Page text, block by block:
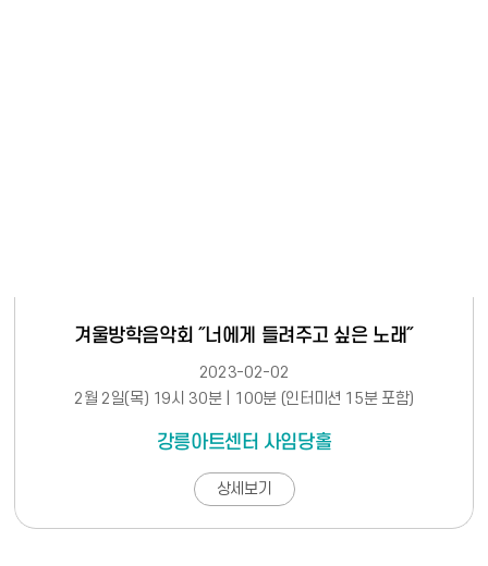
겨울방학음악회 ˝너에게 들려주고 싶은 노래˝
2023-02-02
2월 2일(목) 19시 30분 | 100분 (인터미션 15분 포함)
강릉아트센터 사임당홀
상세보기